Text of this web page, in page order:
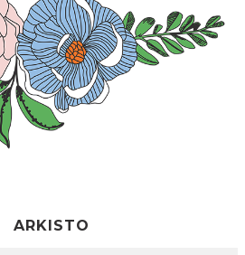
ARKISTO